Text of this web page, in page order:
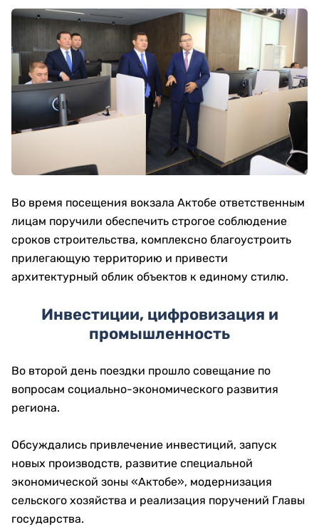
Во время посещения вокзала Актобе ответственным
лицам поручили обеспечить строгое соблюдение
сроков строительства, комплексно благоустроить
прилегающую территорию и привести
архитектурный облик объектов к единому стилю.
Инвестиции, цифровизация и
промышленность
Во второй день поездки прошло совещание по
вопросам социально-экономического развития
региона.
Обсуждались привлечение инвестиций, запуск
новых производств, развитие специальной
экономической зоны «Актобе», модернизация
сельского хозяйства и реализация поручений Главы
государства.